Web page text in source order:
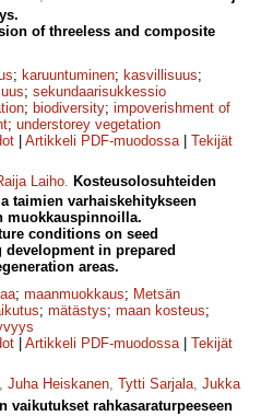
of threeless and composite
; karuuntuminen; kasvillisuus;
; sekundaarisukkessio
; biodiversity; impoverishment of
; understorey vegetation
Artikkeli PDF-muodossa| Tekijät
Laiho. Kosteusolosuhteiden
taimien varhaiskehitykseen
muokkauspinnoilla.
conditions on seed
in prepared
areas.
; maanmuokkaus; Metsän
; mätästys; maan kosteus;
Artikkeli PDF-muodossa| Tekijät
, Juha Heiskanen, Tytti Sarjala, Jukka
vaikutukset rahkasaraturpeeseen